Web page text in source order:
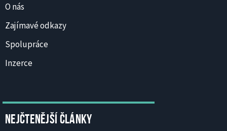
O nás
Zajímavé odkazy
Spolupráce
Inzerce
Nejčtenější články